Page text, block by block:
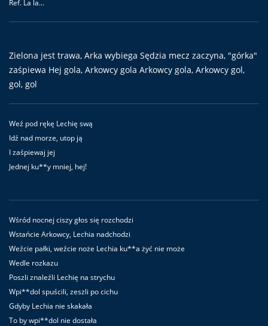
Ref. La la...
Zielona jest trawa, Arka wybiega Sędzia mecz zaczyna, "górka"
zaśpiewa Hej gola, Arkowcy gola Arkowcy gola, Arkowcy gol,
gol, gol
Weź pod rękę Lechię swą
Idź nad morze, utop ją
I zaśpiewaj jej
Jednej ku**y mniej, hej!
Wśród nocnej ciszy głos się rozchodzi
Wstańcie Arkowcy, Lechia nadchodzi
Weźcie pałki, weźcie noże Lechia ku**a żyć nie może
Wedle rozkazu
Poszli znaleźli Lechię na strychu
Wpi**dol spuścili, zeszli po cichu
Gdyby Lechia nie skakała
To by wpi**dol nie dostała